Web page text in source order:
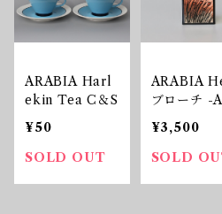
ARABIA Harl
ekin Tea C＆S
¥50
SOLD OUT
ARABIA
ブローチ -
¥3,500
SOLD